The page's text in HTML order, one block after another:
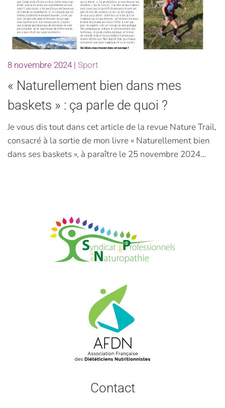
8 novembre 2024| Sport
« Naturellement bien dans mes
baskets » : ça parle de quoi ?
Je vous dis tout dans cet article de la revue Nature Trail,
consacré à la sortie de mon livre « Naturellement bien
dans ses baskets », à paraître le 25 novembre 2024…
Contact